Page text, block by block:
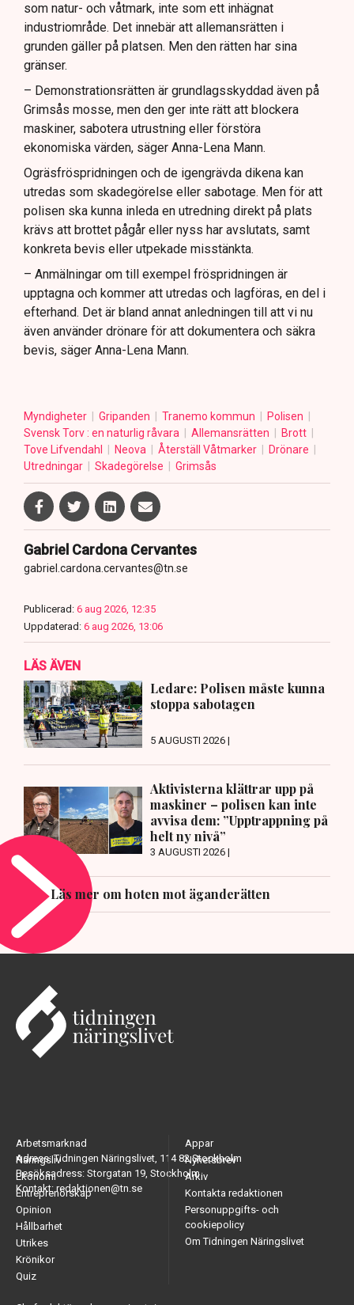
som natur- och våtmark, inte som ett inhägnat
industriområde. Det innebär att allemansrätten i
grunden gäller på platsen. Men den rätten har sina
gränser.
– Demonstrationsrätten är grundlagsskyddad även på
Grimsås mosse, men den ger inte rätt att blockera
maskiner, sabotera utrustning eller förstöra
ekonomiska värden, säger Anna-Lena Mann.
Ogräsfröspridningen och de igengrävda dikena kan
utredas som skadegörelse eller sabotage. Men för att
polisen ska kunna inleda en utredning direkt på plats
krävs att brottet pågår eller nyss har avslutats, samt
konkreta bevis eller utpekade misstänkta.
– Anmälningar om till exempel fröspridningen är
upptagna och kommer att utredas och lagföras, en del i
efterhand. Det är bland annat anledningen till att vi nu
även använder drönare för att dokumentera och säkra
bevis, säger Anna-Lena Mann.
Myndigheter Gripanden Tranemo kommun
Polisen
Svensk Torv : en naturlig råvara
Allemansrätten
Brott
Tove Lifvendahl
Neova Återställ Våtmarker
Drönare
Utredningar
Skadegörelse Grimsås
Gabriel Cardona Cervantes
gabriel.cardona.cervantes@tn.se
Publicerad: 6 aug 2026, 12:35
Uppdaterad: 6 aug 2026, 13:06
LÄS ÄVEN
Ledare: Polisen måste kunna
stoppa sabotagen
5 AUGUSTI 2026 |
Aktivisterna klättrar upp på
maskiner – polisen kan inte
avvisa dem: ”Upptrappning på
helt ny nivå”
3 AUGUSTI 2026 |
Läs mer om hoten mot äganderätten
Adress: Tidningen Näringslivet, 114 82 Stockholm
Besöksadress: Storgatan 19, Stockholm
Kontakt: redaktionen@tn.se
Arbetsmarknad
Näringsliv
Ekonomi
Entreprenörskap
Opinion
Hållbarhet
Utrikes
Krönikor
Quiz
Appar
Nyhetsbrev
Arkiv
Kontakta redaktionen
Personuppgifts- och
cookiepolicy
Om Tidningen Näringslivet